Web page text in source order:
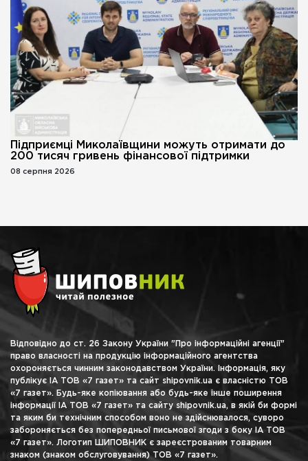
Підприємці Миколаївщини можуть отримати до
200 тисяч гривень фінансової підтримки
08 серпня 2026
Відповідно до ст. 26 Закону України "Про інформаційні агенції"
право власності на продукцію інформаційного агентства
охороняється чинним законодавством України. Інформація, яку
публікує ІА ТОВ «7 газет» та сайт shipovnik.ua є власністю ТОВ
«7 газет». Будь-яке копіювання або будь-яке інше поширення
інформації ІА ТОВ «7 газет» та сайту shipovnik.ua, в якій би формі
та яким би технічним способом воно не здійснювалося, суворо
забороняється без попередньої письмової згоди з боку ІА ТОВ
«7 газет». Логотип ШИПОВНИК є зареєстрованим товарним
знаком (знаком обслуговування) ТОВ «7 газет».